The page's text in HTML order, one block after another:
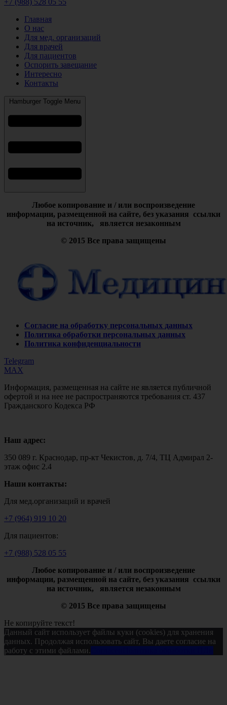
+7 (988) 528 05 55
Главная
О нас
Для мед. организаций
Для врачей
Для пациентов
Оспорить завещание
Интересно
Контакты
Hamburger Toggle Menu
Любое копирование и / или воспроизведение
информации, размещенной на сайте, без указания ссылки
на источник, является незаконным
© 2015 Все права защищены
Согласие на обработку персональных данных
Политика обработки персональных данных
Политика конфиденциальности
Telegram
MAX
Информация, размещенная на сайте не является публичной
офертой и на нее не распространяются требования ст. 437
Гражданского Кодекса РФ
Наш адрес:
350 089 г. Краснодар, пр-кт Чекистов, д. 7/4, ТЦ Адмирал 2-
этаж офис 2.4
Наши контакты:
Для мед.организаций и врачей
+7 (964) 919 10 20
Для пациентов:
+7 (988) 528 05 55
Любое копирование и / или воспроизведение
информации, размещенной на сайте, без указания ссылки
на источник, является незаконным
© 2015 Все права защищены
Не копируйте текст!
Данный сайт использует файлы куки (cookies) для хранения
данных. Продолжая использовать сайт, Вы даете согласие на
работу с этими файлами.